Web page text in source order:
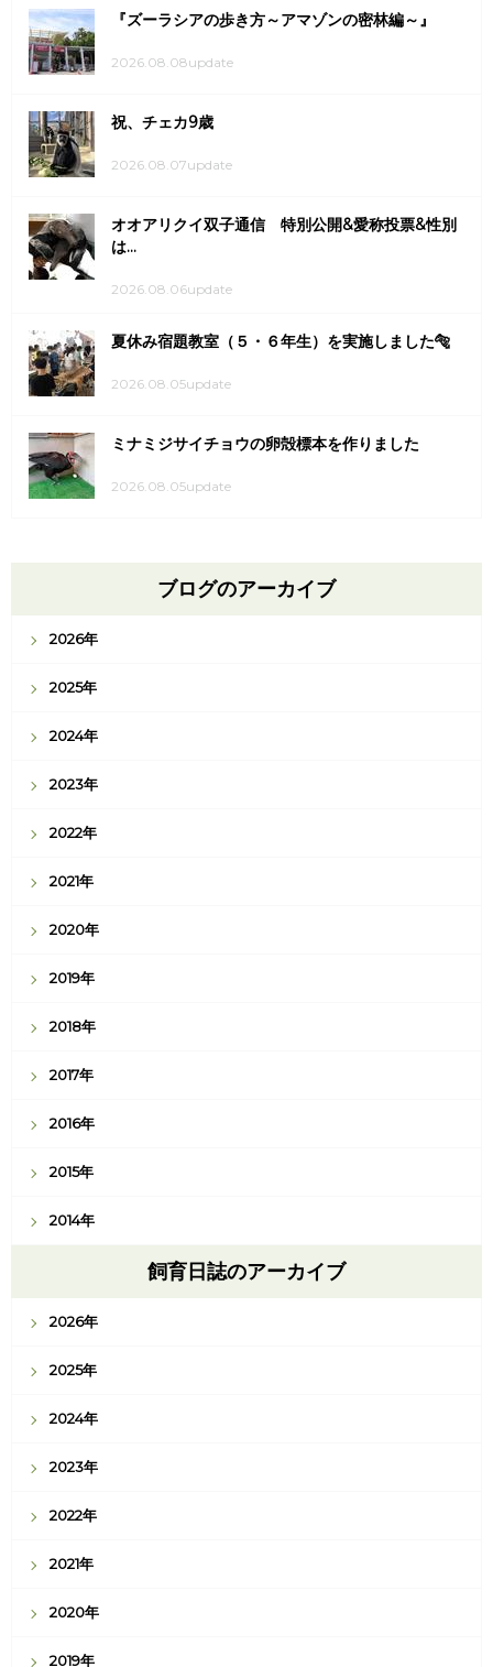
『ズーラシアの歩き方～アマゾンの密林編～』
2026.08.08update
祝、チェカ9歳
2026.08.07update
オオアリクイ双子通信 特別公開&愛称投票&性別
は...
2026.08.06update
夏休み宿題教室（５・６年生）を実施しました🐅
2026.08.05update
ミナミジサイチョウの卵殻標本を作りました
2026.08.05update
ブログのアーカイブ
2026年
2025年
2024年
2023年
2022年
2021年
2020年
2019年
2018年
2017年
2016年
2015年
2014年
飼育日誌のアーカイブ
2026年
2025年
2024年
2023年
2022年
2021年
2020年
2019年